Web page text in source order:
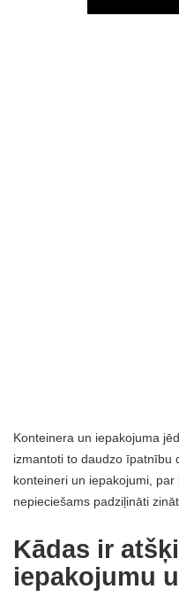
Konteinera un iepakojuma
izmantoti to daudzo īpatnību
konteineri un iepakojumi,
nepieciešams padziļināti
Kādas ir
iepakojumu